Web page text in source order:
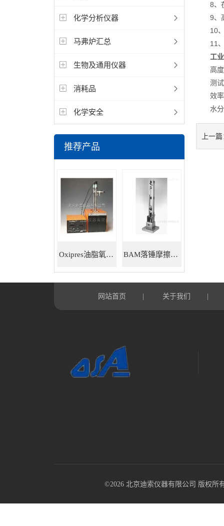
化学分析仪器
马弗炉汇总
生物及通用仪器
消耗品
化学安全
推荐产品
Oxipres油脂氧化稳定性仪 BAM落锤摩擦感度仪
8、在
9、高
10、
11、
工
高度自
测试准
效率高
水分、
上一
网站首页 关于我们
©2026 北京迪索仪器有限公司 版权所